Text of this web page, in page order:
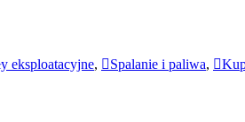
eksploatacyjne, Spalanie i paliwa,